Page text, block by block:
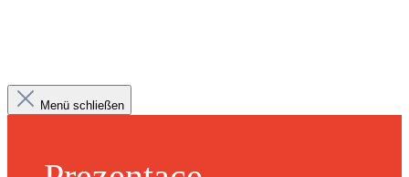
Menü schließen